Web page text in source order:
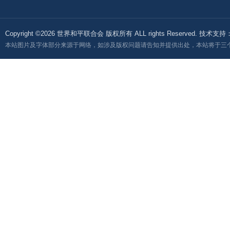
Copyright ©2026 世界和平联合会 版权所有 ALL rights Reserved. 技术支持
本站图片及字体部分来源于网络，如涉及版权问题请告知并提供出处，本站将于三